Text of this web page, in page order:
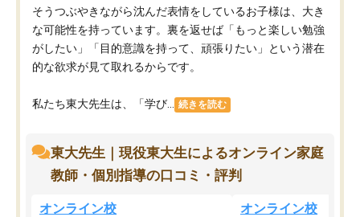
そうつぶやきながら沈んだ表情をしているお子様は、大き
な可能性を持っています。裏を返せば「もっと楽しい勉強
がしたい」「目的意識を持って、頑張りたい」という潜在
的な欲求が見て取れるからです。
私たち東大先生は、「学び... 続きを読む
東大先生｜現役東大生によるオンライン家庭
教師・個別指導の口コミ・評判
オンライン校 オンライン校